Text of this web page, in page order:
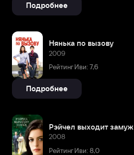
Подробнее
Нянька по вызову
2009
Рейтинг Иви: 7,6
Подробнее
Рэйчел выходит замуж
2008
Рейтинг Иви: 8,0